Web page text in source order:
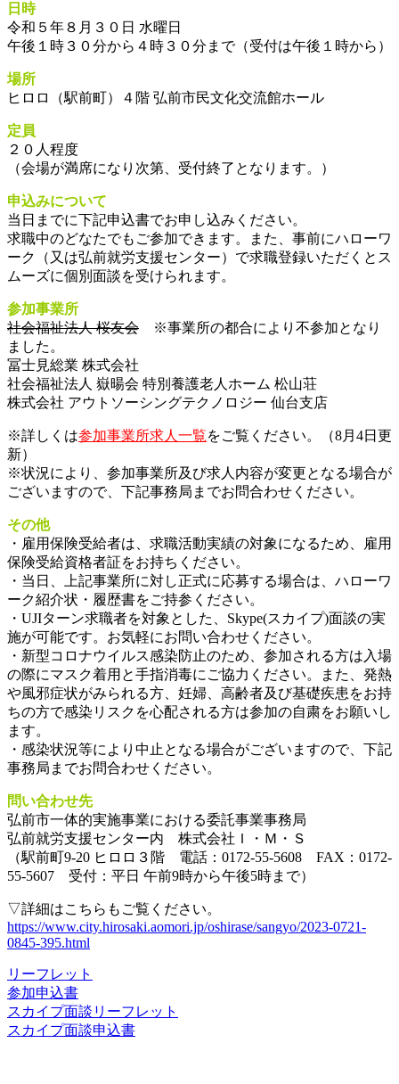
日時
令和５年８月３０日 水曜日
午後１時３０分から４時３０分まで（受付は午後１時から）
場所
ヒロロ（駅前町）４階 弘前市民文化交流館ホール
定員
２０人程度
（会場が満席になり次第、受付終了となります。）
申込みについて
当日までに下記申込書でお申し込みください。
求職中のどなたでもご参加できます。また、事前にハローワ
ーク（又は弘前就労支援センター）で求職登録いただくとス
ムーズに個別面談を受けられます。
参加事業所
社会福祉法人 桜友会 ※事業所の都合により不参加となり
ました。
冨士見総業 株式会社
社会福祉法人 嶽暘会 特別養護老人ホーム 松山荘
株式会社 アウトソーシングテクノロジー 仙台支店
※詳しくは参加事業所求人一覧をご覧ください。（8月4日更
新）
※状況により、参加事業所及び求人内容が変更となる場合が
ございますので、下記事務局までお問合わせください。
その他
・雇用保険受給者は、求職活動実績の対象になるため、雇用
保険受給資格者証をお持ちください。
・当日、上記事業所に対し正式に応募する場合は、ハローワ
ーク紹介状・履歴書をご持参ください。
・UJIターン求職者を対象とした、Skype(スカイプ)面談の実
施が可能です。お気軽にお問い合わせください。
・新型コロナウイルス感染防止のため、参加される方は入場
の際にマスク着用と手指消毒にご協力ください。また、発熱
や風邪症状がみられる方、妊婦、高齢者及び基礎疾患をお持
ちの方で感染リスクを心配される方は参加の自粛をお願いし
ます。
・感染状況等により中止となる場合がございますので、下記
事務局までお問合わせください。
問い合わせ先
弘前市一体的実施事業における委託事業事務局
弘前就労支援センター内 株式会社Ｉ・Ｍ・Ｓ
（駅前町9-20 ヒロロ３階 電話：0172-55-5608 FAX：0172-
55-5607 受付：平日 午前9時から午後5時まで）
▽詳細はこちらもご覧ください。
https://www.city.hirosaki.aomori.jp/oshirase/sangyo/2023-0721-
0845-395.html
リーフレット
参加申込書
スカイプ面談リーフレット
スカイプ面談申込書